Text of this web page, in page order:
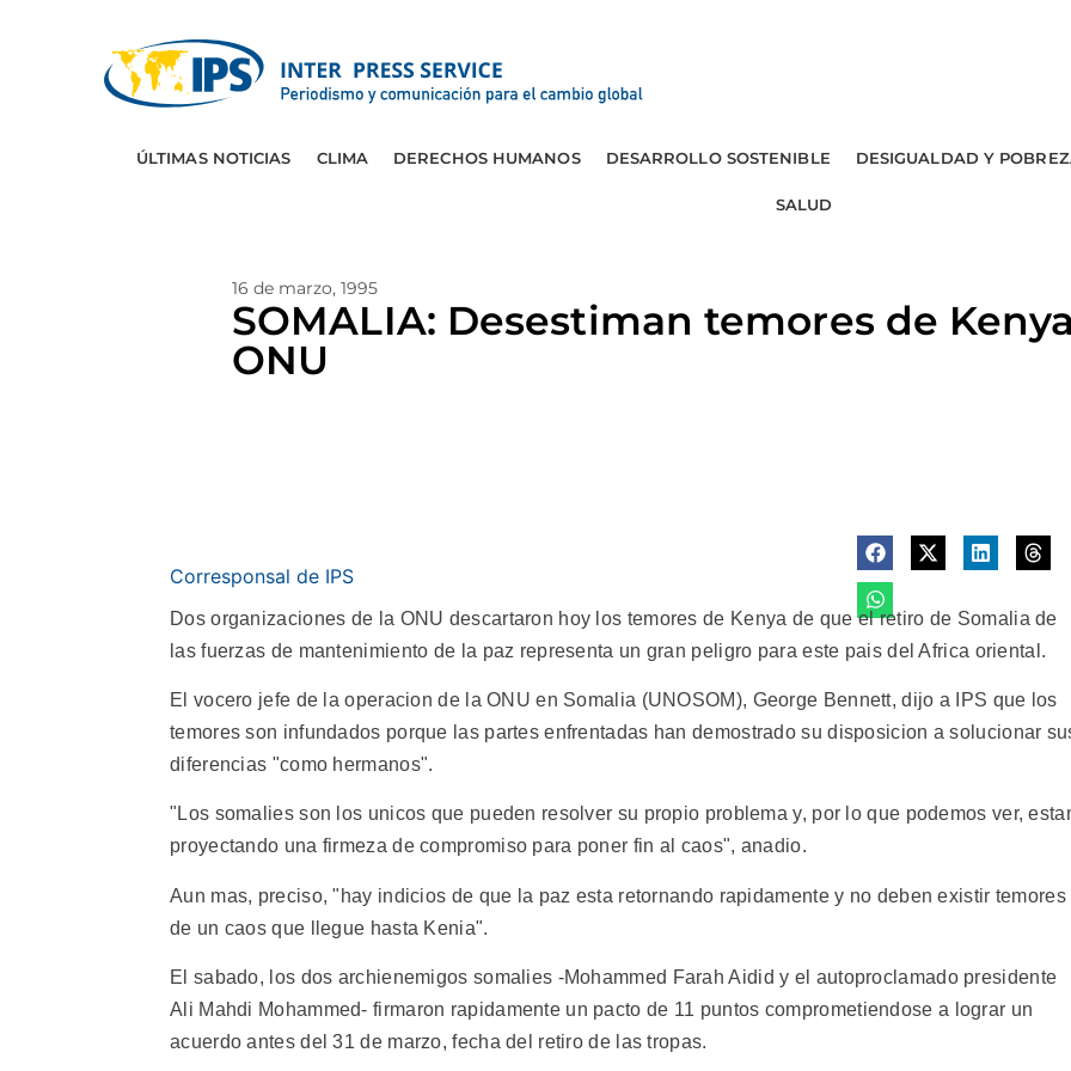
ÚLTIMAS NOTICIAS CLIMA DERECHOS HUMANOS DESARROLLO SOSTENIBLE DESIGUALDAD Y
SALUD
16 de marzo, 1995
SOMALIA: Desestiman temores de
ONU
Corresponsal de IPS
Dos organizaciones de la ONU descartaron hoy los temores de Kenya de que el retiro de Somalia de
las fuerzas de mantenimiento de la paz representa un gran peligro para este pais del Africa oriental.
El vocero jefe de la operacion de la ONU en Somalia (UNOSOM), George Bennett, dijo a IPS que los
temores son infundados porque las partes enfrentadas han demostrado su disposicion a solucionar
diferencias "como hermanos".
"Los somalies son los unicos que pueden resolver su propio problema y, por lo que podemos ver,
proyectando una firmeza de compromiso para poner fin al caos", anadio.
Aun mas, preciso, "hay indicios de que la paz esta retornando rapidamente y no deben existir temores
de un caos que llegue hasta Kenia".
El sabado, los dos archienemigos somalies -Mohammed Farah Aidid y el autoproclamado presidente
Ali Mahdi Mohammed- firmaron rapidamente un pacto de 11 puntos comprometiendose a lograr un
acuerdo antes del 31 de marzo, fecha del retiro de las tropas.